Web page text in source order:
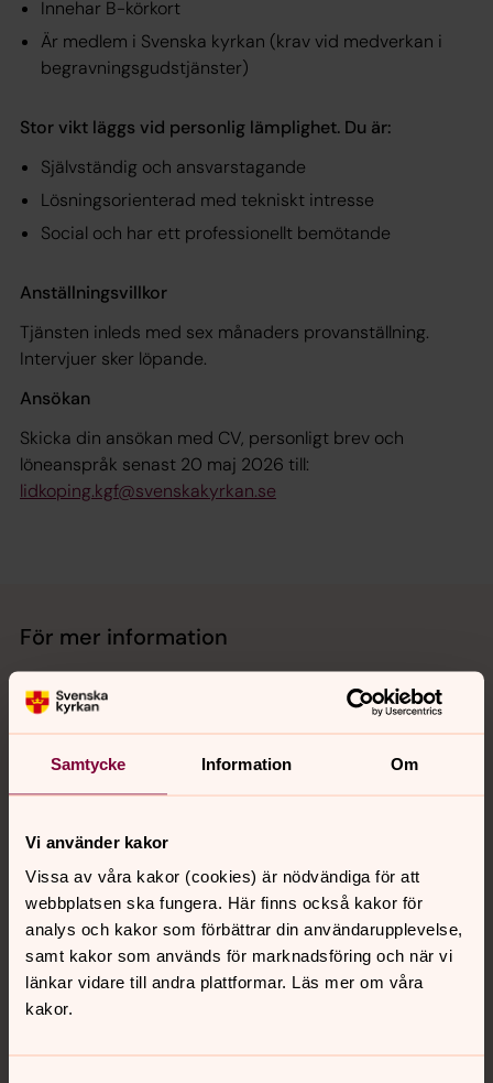
Samtycke Information Om
Vi använder kakor
Vissa av våra kakor (cookies) är nödvändiga för att
webbplatsen ska fungera. Här finns också kakor för
analys och kakor som förbättrar din användarupplevelse,
samt kakor som används för marknadsföring och när vi
länkar vidare till andra plattformar. Läs mer om våra
kakor.
Innehar B-körkort
Är medlem i Svenska kyrkan (krav vid medverkan i
begravningsgudstjänster)
Stor vikt läggs vid personlig lämplighet. Du är:
Självständig och ansvarstagande
Lösningsorienterad med tekniskt intresse
Social och har ett professionellt bemötande
Anställningsvillkor
Tjänsten inleds med sex månaders provanställning.
Intervjuer sker löpande.
Ansökan
Skicka din ansökan med CV, personligt brev och
löneanspråk senast 20 maj 2026 till:
lidkoping.kgf@svenskakyrkan.se
För mer information